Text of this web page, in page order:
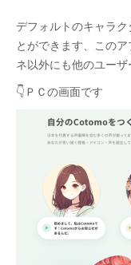
デフォルトのキャラ
とができます、この
ネ以外にも他のユーザ
👇ＰＣの画面です